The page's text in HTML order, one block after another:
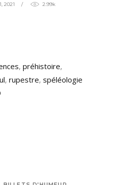
2021 2.99k
, préhistoire,
, rupestre, spéléologie